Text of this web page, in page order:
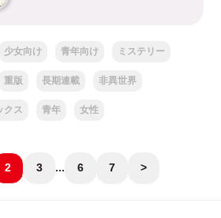
少女向け 青年向け ミステリー
重版 長期連載 非異世界
クス 青年 女性
2 3 ... 6 7 >